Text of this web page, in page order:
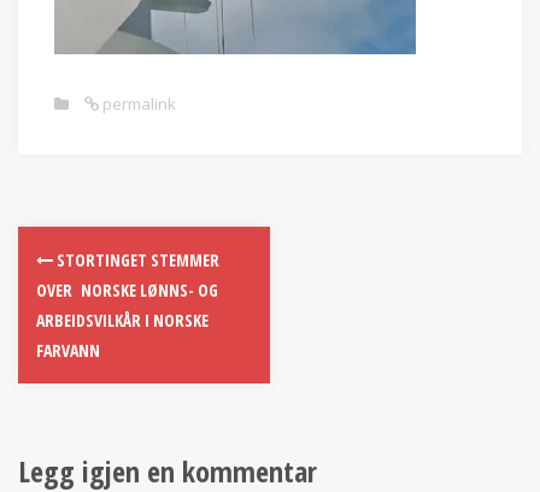
permalink
STORTINGET STEMMER
OVER NORSKE LØNNS- OG
ARBEIDSVILKÅR I NORSKE
FARVANN
Legg igjen en kommentar